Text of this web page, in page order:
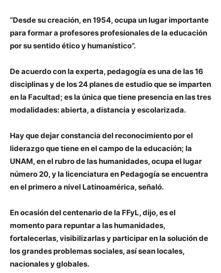
“Desde su creación, en 1954, ocupa un lugar importante
para formar a profesores profesionales de la educación
por su sentido ético y humanístico”.
De acuerdo con la experta, pedagogía es una de las 16
disciplinas y de los 24 planes de estudio que se imparten
en la Facultad; es la única que tiene presencia en las tres
modalidades: abierta, a distancia y escolarizada.
Hay que dejar constancia del reconocimiento por el
liderazgo que tiene en el campo de la educación; la
UNAM, en el rubro de las humanidades, ocupa el lugar
número 20, y la licenciatura en Pedagogía se encuentra
en el primero a nivel Latinoamérica, señaló.
En ocasión del centenario de la FFyL, dijo, es el
momento para repuntar a las humanidades,
fortalecerlas, visibilizarlas y participar en la solución de
los grandes problemas sociales, así sean locales,
nacionales y globales.